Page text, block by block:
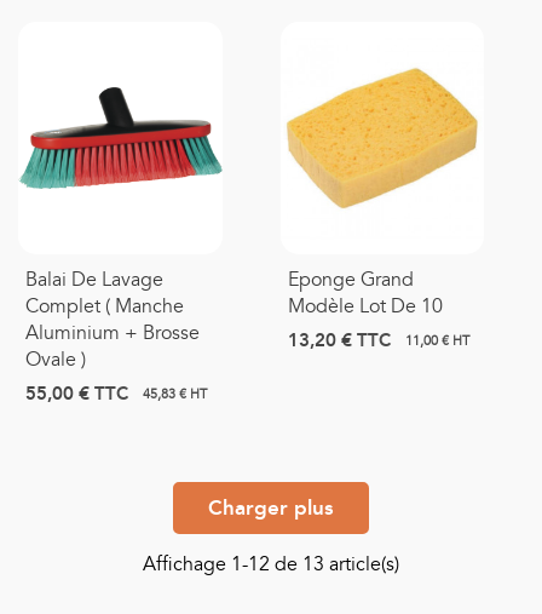
Balai De Lavage
Complet ( Manche
Aluminium + Brosse
Ovale )
55,00 €TTC 45,83 € HT
Eponge Grand
Modèle Lot De 10
13,20 €TTC 11,00 € HT
Charger plus
Affichage 1-12 de 13 article(s)